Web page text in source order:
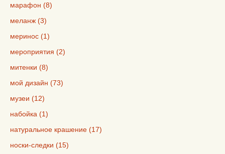
марафон (8)
меланж (3)
меринос (1)
мероприятия (2)
митенки (8)
мой дизайн (73)
музеи (12)
набойка (1)
натуральное крашение (17)
носки-следки (15)